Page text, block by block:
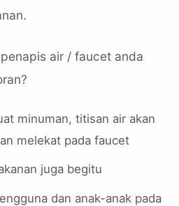
air / faucet anda
minuman, titisan air akan
melekat pada faucet
juga begitu
dan anak-anak pada